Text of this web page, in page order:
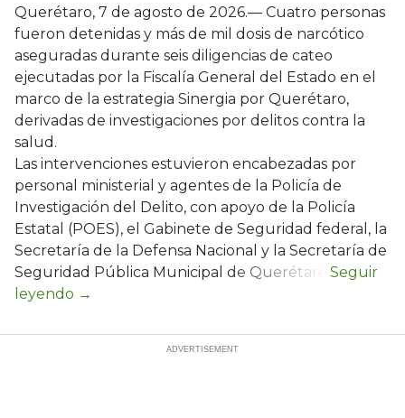
Querétaro, 7 de agosto de 2026.— Cuatro personas
fueron detenidas y más de mil dosis de narcótico
aseguradas durante seis diligencias de cateo
ejecutadas por la Fiscalía General del Estado en el
marco de la estrategia Sinergia por Querétaro,
derivadas de investigaciones por delitos contra la
salud.
Las intervenciones estuvieron encabezadas por
personal ministerial y agentes de la Policía de
Investigación del Delito, con apoyo de la Policía
Estatal (POES), el Gabinete de Seguridad federal, la
Secretaría de la Defensa Nacional y la Secretaría de
Seguridad Pública Municipal de Querétaro.